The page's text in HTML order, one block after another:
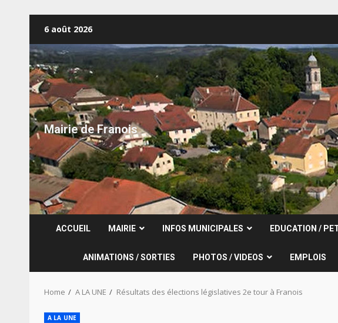
content
6 août 2026
Mairie de Franois
ACCUEIL MAIRIE INFOS MUNICIPALES EDUCATION /
ANIMATIONS / SORTIES PHOTOS / VIDEOS EMPLOIS
Home A LA UNE Résultats des élections législatives 2e tour à Franois
A LA UNE